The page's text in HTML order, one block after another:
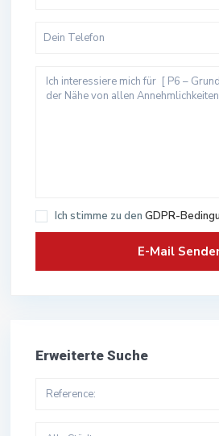
Ich stimme zu den GDPR-
Erweiterte Suche